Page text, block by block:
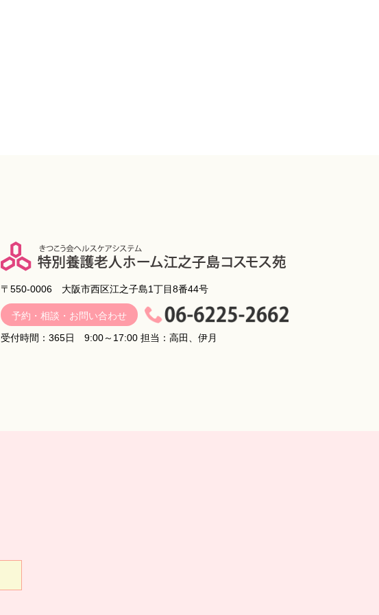
〒550-0006 大阪市西区江之子島1丁目8番44号
予約・相談・お問い合わせ
受付時間：365日 9:00～17:00 担当：高田、伊月